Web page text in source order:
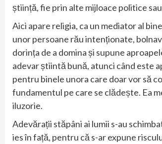
știință, fie prin alte mijloace politice
Aici apare religia, ca un mediator al
unor persoane rău intenționate,
dorința de a domina și supune
adevar știintă bună, atunci când este
pentru binele unora care doar vor să
fundamentul pe care se clădește. Ea
iluzorie.
Adevărații stăpâni ai lumii s-au
ies în față, pentru că s-ar expune